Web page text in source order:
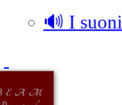
🔊 I suoni